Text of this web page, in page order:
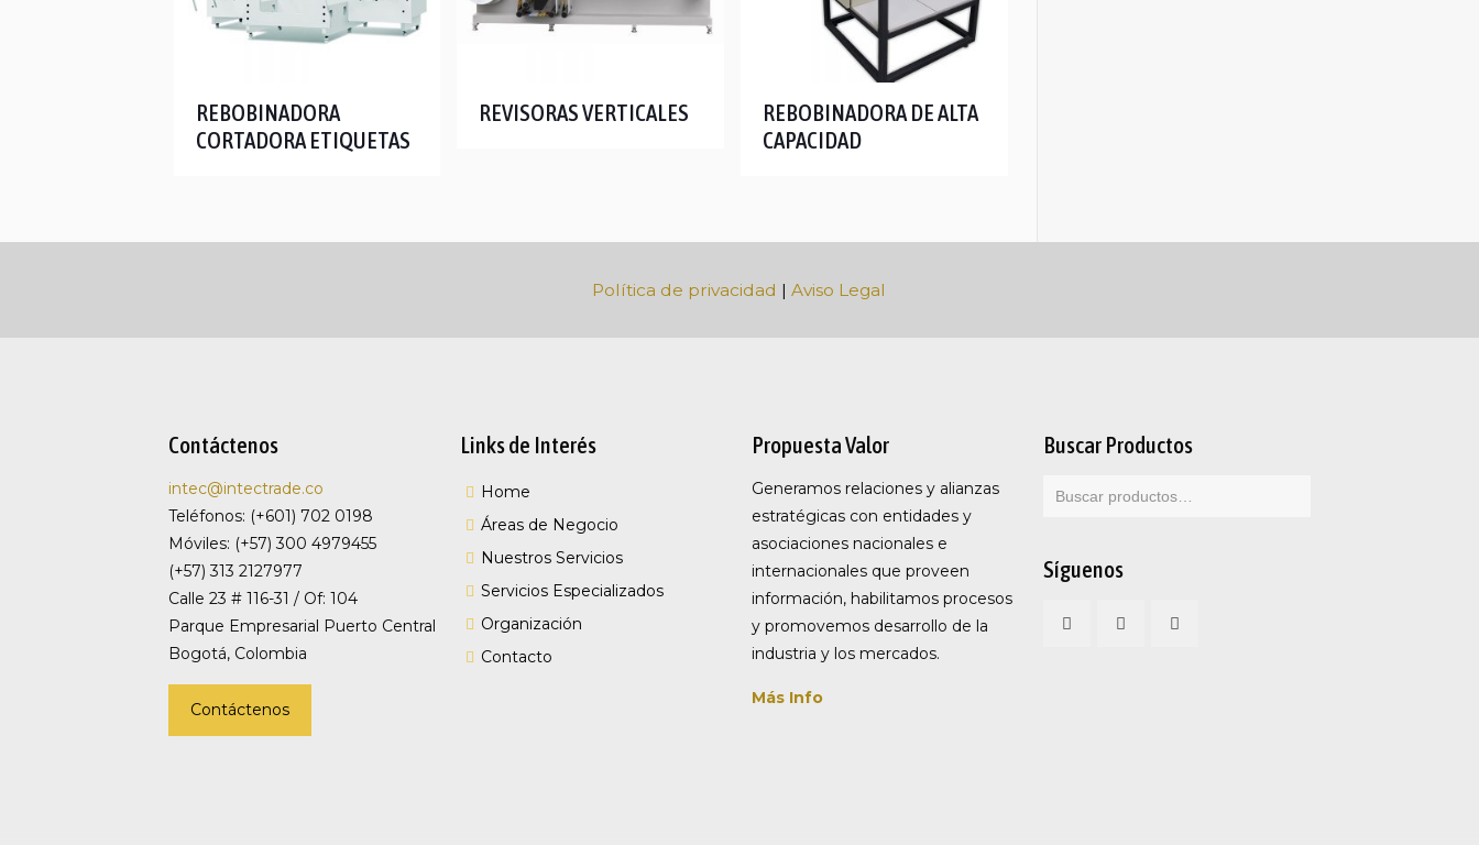
REBOBINADORA
CORTADORA ETIQUETAS
REVISORAS VERTICALES
REBOBINADORA DE ALTA
CAPACIDAD
Política de privacidad |Aviso Legal
Contáctenos
intec@intectrade.co
Teléfonos: (+601) 702 0198
Móviles: (+57) 300 4979455
(+57) 313 2127977
Calle 23 # 116-31 / Of: 104
Parque Empresarial Puerto Central
Bogotá, Colombia
Contáctenos
Links de Interés
Home
Áreas de Negocio
Nuestros Servicios
Servicios Especializados
Organización
Contacto
Propuesta Valor
Generamos relaciones y alianzas
estratégicas con entidades y
asociaciones nacionales e
internacionales que proveen
información, habilitamos procesos
y promovemos desarrollo de la
industria y los mercados.
Más Info
Buscar Productos
Síguenos